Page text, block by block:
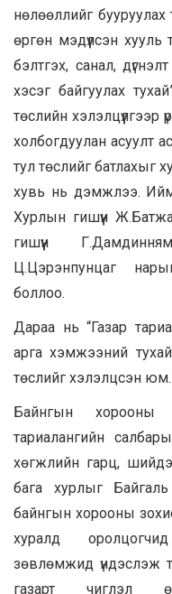
нөлөөллийг
өргөн мэдүүлсэн хууль
бэлтгэх, санал,
хэсэг байгуулах
төслийн
холбогдуулан асуулт
тул төслийг батлахыг
хувь нь дэмжлээ.
Хурлын гишүүн
гишүүн
Ц.Цэрэнпунцаг нарын
боллоо.
Дараа нь “Газар
арга хэмжээний
төслийг хэлэлцсэн юм.
Байнгын хорооны
тариалангийн
хөгжлийн гарц,
бага хурлыг
байнгын хорооны
хуралд
зөвлөмжид үндэслэж
газарт чиглэл